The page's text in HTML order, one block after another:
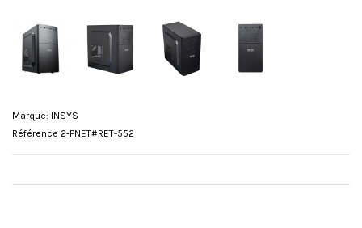
Marque: INSYS
Référence 2-PNET#RET-552